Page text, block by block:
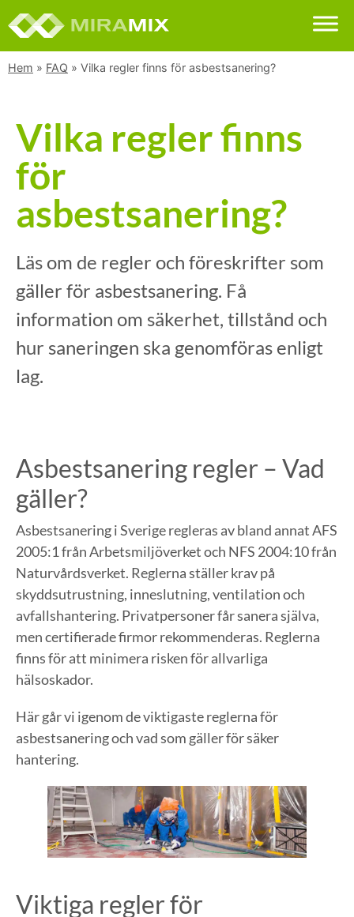
Hem » FAQ » Vilka regler finns för asbestsanering?
Vilka regler finns
för
asbestsanering?
Läs om de regler och föreskrifter som
gäller för asbestsanering. Få
information om säkerhet, tillstånd och
hur saneringen ska genomföras enligt
lag.
Asbestsanering regler – Vad
gäller?
Asbestsanering i Sverige regleras av bland annat AFS
2005:1 från Arbetsmiljöverket och NFS 2004:10 från
Naturvårdsverket. Reglerna ställer krav på
skyddsutrustning, inneslutning, ventilation och
avfallshantering. Privatpersoner får sanera själva,
men certifierade firmor rekommenderas. Reglerna
finns för att minimera risken för allvarliga
hälsoskador.
Här går vi igenom de viktigaste reglerna för
asbestsanering och vad som gäller för säker
hantering.
Viktiga regler för